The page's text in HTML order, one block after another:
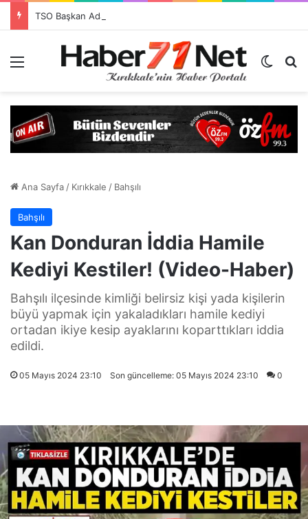
TSO Başkan Adayı Emrah Doğan’dan EXPOKALE Vizyonu
Dış
Ana Sayfa/ Kırıkkale / Bahşılı
Bahşılı
Kan Donduran İddia Hamile
Kediyi Kestiler! (Video-Haber)
Bahşılı ilçesinde kimliği belirsiz kişi yada kişilerin
büyü yapmak için yakaladıkları hamile kediyi
ortadan ikiye kesip ayaklarını koparttıkları iddia
edildi.
05 Mayıs 2024 23:10 Son güncelleme: 05 Mayıs 2024 23:10 0